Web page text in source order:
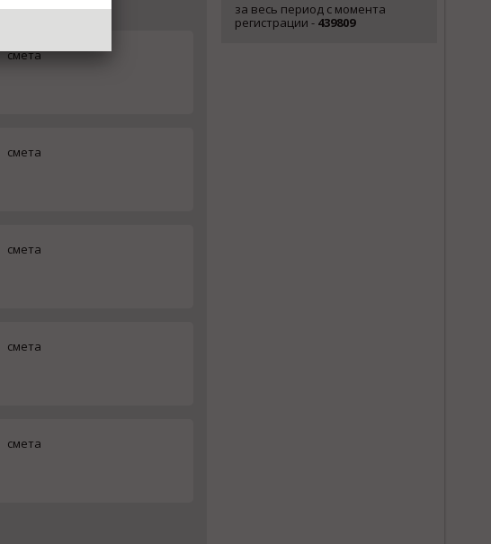
смета
смета
смета
смета
смета
за весь период с момента
регистрации - 439809